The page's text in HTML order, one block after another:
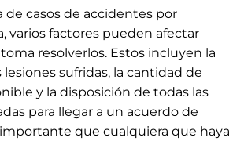
de casos de accidentes por
varios factores pueden afectar
resolverlos. Estos incluyen la
lesiones sufridas, la cantidad de
y la disposición de todas las
para llegar a un acuerdo de
que cualquiera que haya